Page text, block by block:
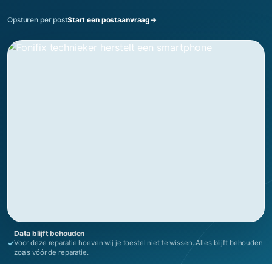
Opsturen per postStart een postaanvraag→
✓
Data blijft behouden
Voor deze reparatie hoeven wij je toestel niet te wissen. Alles blijft behouden
zoals vóór de reparatie.